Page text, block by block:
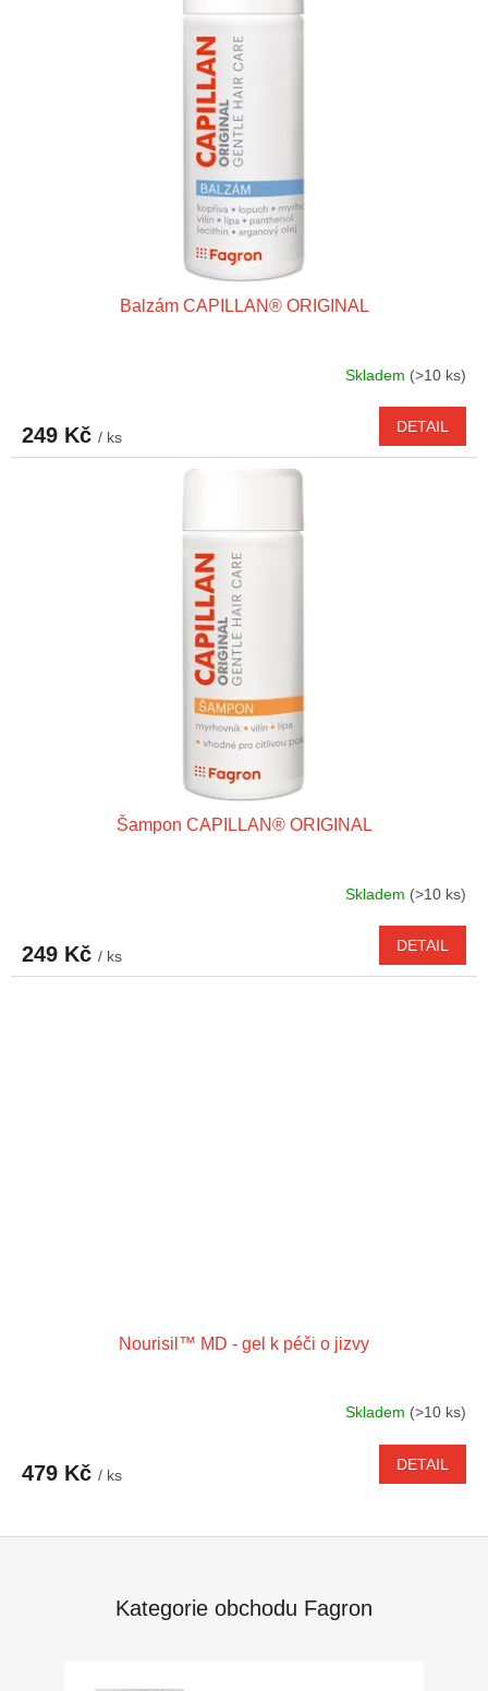
Balzám CAPILLAN® ORIGINAL
Skladem (>10 ks)
249 Kč / ks
DETAIL
Šampon CAPILLAN® ORIGINAL
Skladem (>10 ks)
249 Kč / ks
DETAIL
Nourisil™ MD - gel k péči o jizvy
Skladem (>10 ks)
479 Kč / ks
DETAIL
Kategorie obchodu Fagron